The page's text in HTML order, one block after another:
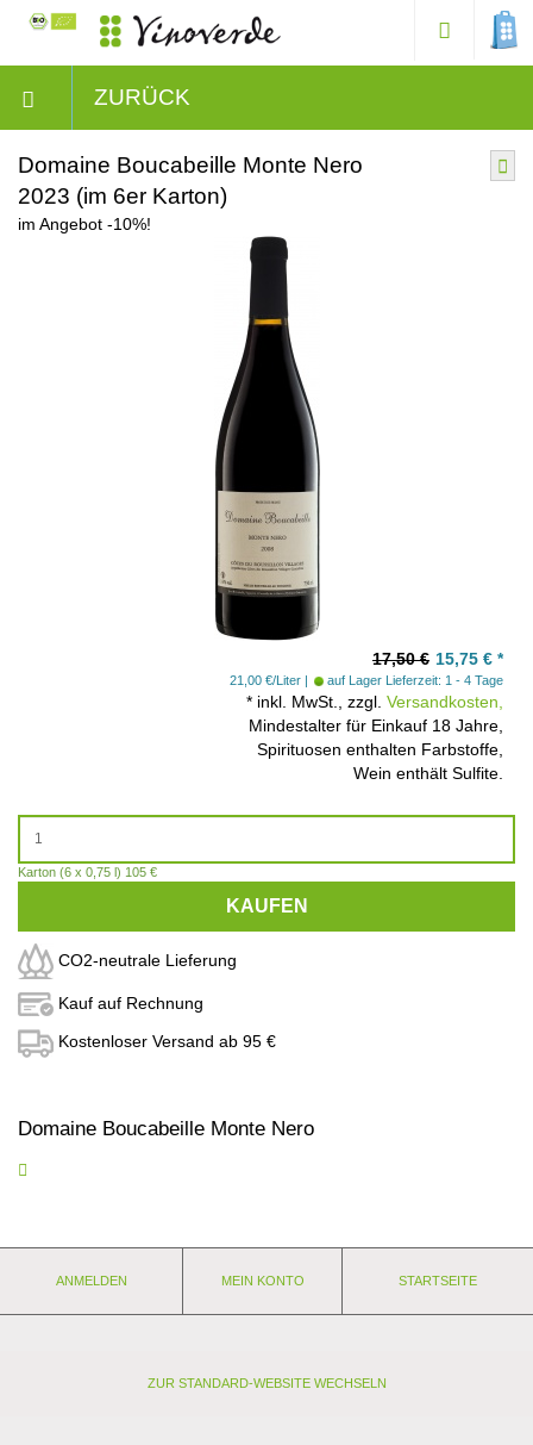
ZURÜCK
Domaine Boucabeille Monte Nero
2023 (im 6er Karton)
im Angebot -10%!
17,50 € 15,75 € *
21,00 €/Liter auf Lager Lieferzeit: 1 - 4 Tage
* inkl. MwSt., zzgl. Versandkosten,
Mindestalter für Einkauf 18 Jahre,
Spirituosen enthalten Farbstoffe,
Wein enthält Sulfite.
Karton (6 x 0,75 l) 105 €
KAUFEN
CO2-neutrale Lieferung
Kauf auf Rechnung
Kostenloser Versand ab 95 €
Domaine Boucabeille Monte Nero
Kirschen, Pflaumen, Lakritze und Gewürze. Auf den kargen
Anbaugebiet: Roussillon
Weingut: Domaine Boucabeille
ANMELDEN MEIN KONTO STARTSEITE
ZUR STANDARD-WEBSITE WECHSELN